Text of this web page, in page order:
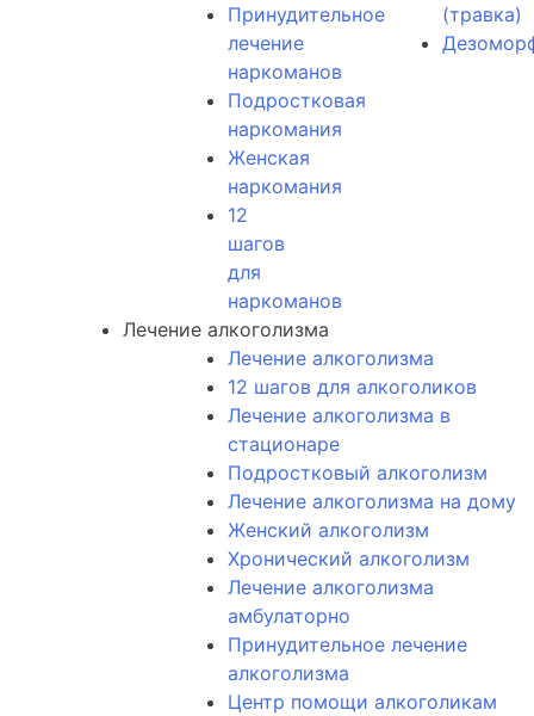
Принудительное
лечение
наркоманов
Подростковая
наркомания
Женская
наркомания
12
шагов
для
наркоманов
(травка)
Лечение алкоголизма
Лечение алкоголизма
12 шагов для алкоголиков
Лечение алкоголизма в
стационаре
Подростковый алкоголизм
Лечение алкоголизма на дому
Женский алкоголизм
Хронический алкоголизм
Лечение алкоголизма
амбулаторно
Принудительное лечение
алкоголизма
Центр помощи алкоголикам